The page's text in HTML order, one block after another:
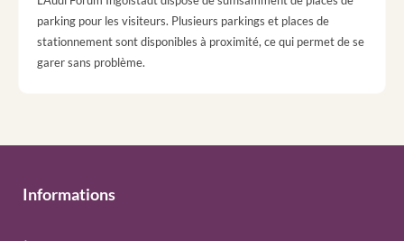
parking pour les visiteurs. Plusieurs parkings et places de
stationnement sont disponibles à proximité, ce qui permet de se
garer sans problème.
Informations